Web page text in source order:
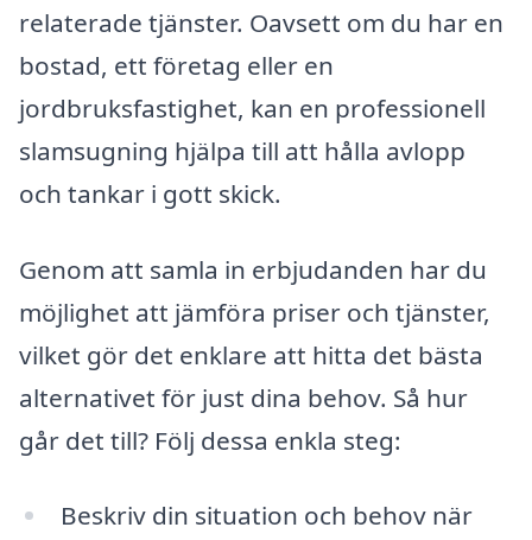
relaterade tjänster. Oavsett om du har en
bostad, ett företag eller en
jordbruksfastighet, kan en professionell
slamsugning hjälpa till att hålla avlopp
och tankar i gott skick.
Genom att samla in erbjudanden har du
möjlighet att jämföra priser och tjänster,
vilket gör det enklare att hitta det bästa
alternativet för just dina behov. Så hur
går det till? Följ dessa enkla steg:
Beskriv din situation och behov när